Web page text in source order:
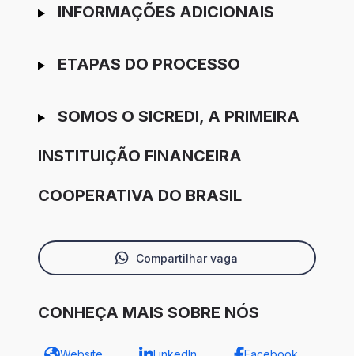
INFORMAÇÕES ADICIONAIS
ETAPAS DO PROCESSO
SOMOS O SICREDI, A PRIMEIRA
INSTITUIÇÃO FINANCEIRA
COOPERATIVA DO BRASIL
Compartilhar vaga
CONHEÇA MAIS SOBRE NÓS